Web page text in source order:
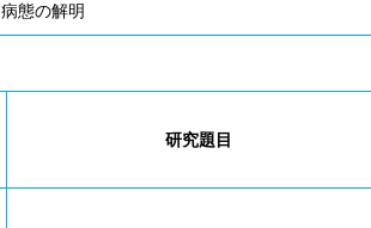
病態の解明
研究題目